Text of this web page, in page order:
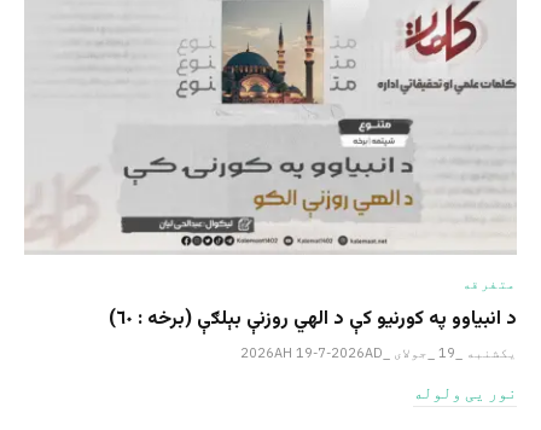
متفرقه
د انبیاوو په کورنیو کې د الهي روزنې بېلګې (برخه : ٦٠)
یکشنبه _19 _جولای _2026AH 19-7-2026AD
نور یی ولوله